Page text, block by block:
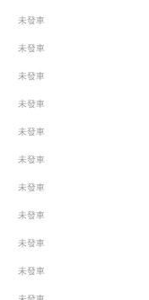
未發車
未發車
未發車
未發車
未發車
未發車
未發車
未發車
未發車
未發車